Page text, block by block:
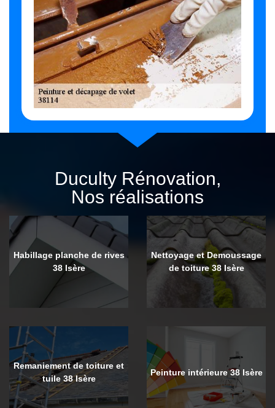
Duculty Rénovation,
Nos réalisations
Habillage planche de rives
38 Isère
Nettoyage et Demoussage
de toiture 38 Isère
Remaniement de toiture et
tuile 38 Isère
Peinture intérieure 38 Isère